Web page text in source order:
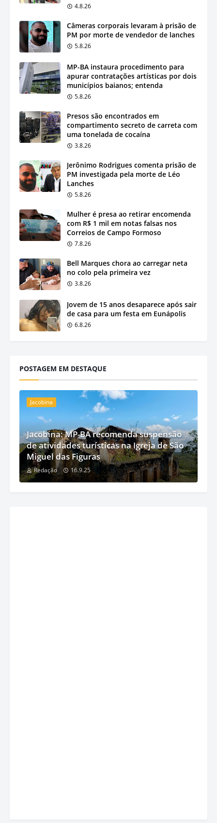
4.8.26
Câmeras corporais levaram à prisão de
PM por morte de vendedor de lanches
5.8.26
MP-BA instaura procedimento para
apurar contratações artísticas por dois
municípios baianos; entenda
5.8.26
Presos são encontrados em
compartimento secreto de carreta com
uma tonelada de cocaína
3.8.26
Jerônimo Rodrigues comenta prisão de
PM investigada pela morte de Léo
Lanches
5.8.26
Mulher é presa ao retirar encomenda
com R$ 1 mil em notas falsas nos
Correios de Campo Formoso
7.8.26
Bell Marques chora ao carregar neta
no colo pela primeira vez
3.8.26
Jovem de 15 anos desaparece após sair
de casa para um festa em Eunápolis
6.8.26
POSTAGEM EM DESTAQUE
Jacobina
Jacobina: MP-BA recomenda suspensão
de atividades turísticas na Igreja de São
Miguel das Figuras
Redação 16.9.25